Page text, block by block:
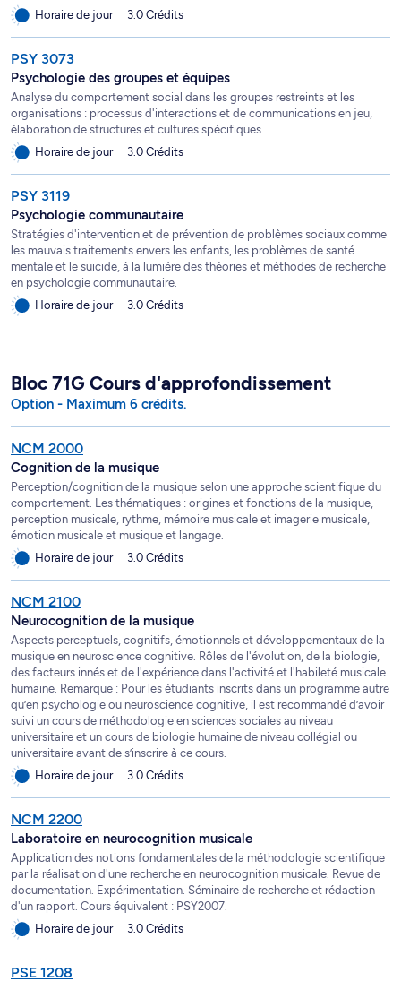
Horaire de jour
3.0 Crédits
PSY 3073
Psychologie des groupes et équipes
Analyse du comportement social dans les groupes restreints et les
organisations : processus d'interactions et de communications en jeu,
élaboration de structures et cultures spécifiques.
Horaire de jour
3.0 Crédits
PSY 3119
Psychologie communautaire
Stratégies d'intervention et de prévention de problèmes sociaux comme
les mauvais traitements envers les enfants, les problèmes de santé
mentale et le suicide, à la lumière des théories et méthodes de recherche
en psychologie communautaire.
Horaire de jour
3.0 Crédits
Bloc 71G Cours d'approfondissement
Option - Maximum 6 crédits.
NCM 2000
Cognition de la musique
Perception/cognition de la musique selon une approche scientifique du
comportement. Les thématiques : origines et fonctions de la musique,
perception musicale, rythme, mémoire musicale et imagerie musicale,
émotion musicale et musique et langage.
Horaire de jour
3.0 Crédits
NCM 2100
Neurocognition de la musique
Aspects perceptuels, cognitifs, émotionnels et développementaux de la
musique en neuroscience cognitive. Rôles de l'évolution, de la biologie,
des facteurs innés et de l'expérience dans l'activité et l'habileté musicale
humaine. Remarque : Pour les étudiants inscrits dans un programme autre
qu’en psychologie ou neuroscience cognitive, il est recommandé d’avoir
suivi un cours de méthodologie en sciences sociales au niveau
universitaire et un cours de biologie humaine de niveau collégial ou
universitaire avant de s’inscrire à ce cours.
Horaire de jour
3.0 Crédits
NCM 2200
Laboratoire en neurocognition musicale
Application des notions fondamentales de la méthodologie scientifique
par la réalisation d'une recherche en neurocognition musicale. Revue de
documentation. Expérimentation. Séminaire de recherche et rédaction
d'un rapport. Cours équivalent : PSY2007.
Horaire de jour
3.0 Crédits
PSE 1208